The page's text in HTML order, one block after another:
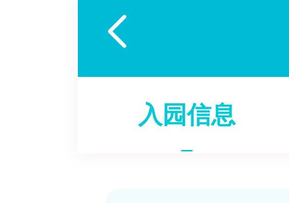

入园信息